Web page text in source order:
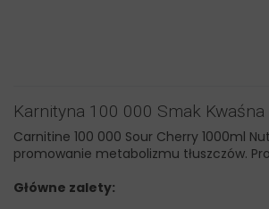
Karnityna 100 000 Smak
Carnitine 100 000 Sour Cherry 1000ml
promowanie metabolizmu tłuszczów.
Główne zalety: